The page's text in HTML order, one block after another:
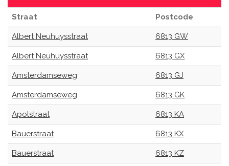
Straat Postcode
Albert Neuhuysstraat 6813 GW
Albert Neuhuysstraat 6813 GX
Amsterdamseweg 6813 GJ
Amsterdamseweg 6813 GK
Apolstraat 6813 KA
Bauerstraat 6813 KX
Bauerstraat 6813 KZ